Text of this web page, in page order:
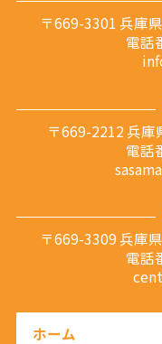
〒669-3301 兵庫
電話
〒669-2212 兵庫
電話
〒669-3309 兵庫
電話
ホーム